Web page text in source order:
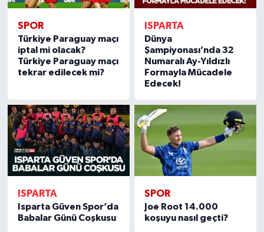
SPOR
Türkiye Paraguay maçı
iptal mi olacak?
Türkiye Paraguay maçı
tekrar edilecek mi?
ISPARTA
Dünya
Şampiyonası’nda 32
Numaralı Ay-Yıldızlı
Formayla Mücadele
Edecek!
ISPARTA
Isparta Güven Spor’da
Babalar Günü Coşkusu
SPOR
Joe Root 14.000
koşuyu nasıl geçti?